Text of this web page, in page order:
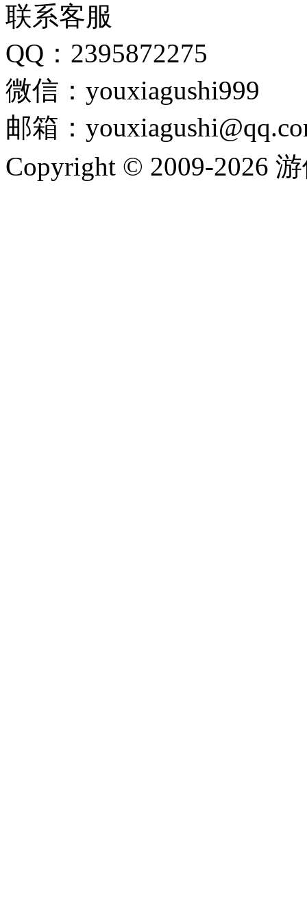
联系客服
QQ：2395872275
微信：youxiagushi999
邮箱：
Copyright © 2009-2026